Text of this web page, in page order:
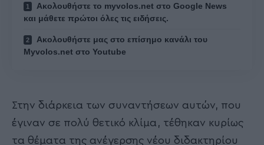
Ακολουθήστε το myvolos.net στο Google News
και μάθετε πρώτοι όλες τις ειδήσεις.
Ακολουθήστε μας στο επίσημο κανάλι του
Myvolos.net στο Youtube
Στην διάρκεια των συναντήσεων αυτών, που
έγιναν σε πολύ θετικό κλίμα, τέθηκαν κυρίως
τα θέματα της ανέγερσης νέου διδακτηρίου